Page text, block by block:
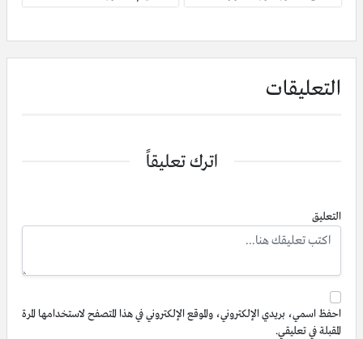
التعليقات
اترك تعليقاً
التعليق
احفظ اسمي، بريدي الإلكتروني، والموقع الإلكتروني في هذا المتصفح لاستخدامها المرة
المقبلة في تعليقي.